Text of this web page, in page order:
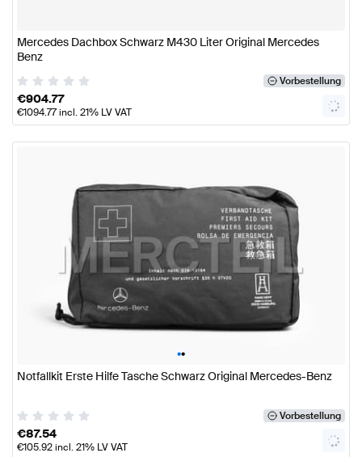
Mercedes Dachbox Schwarz M430 Liter Original Mercedes
Benz
Vorbestellung
€904.77
€1094.77incl. 21% LV VAT
••
Notfallkit Erste Hilfe Tasche Schwarz Original Mercedes-Benz
Vorbestellung
€87.54
€105.92incl. 21% LV VAT